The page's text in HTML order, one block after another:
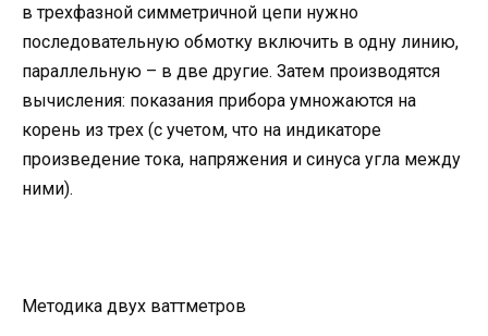
в трехфазной симметричной цепи нужно
последовательную обмотку включить в одну линию,
параллельную – в две другие. Затем производятся
вычисления: показания прибора умножаются на
корень из трех (с учетом, что на индикаторе
произведение тока, напряжения и синуса угла между
ними).
Методика двух ваттметров